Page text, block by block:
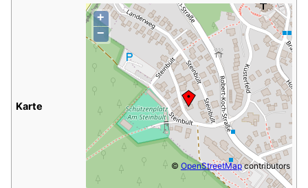
Karte
+
−
© OpenStreetMapcontributors